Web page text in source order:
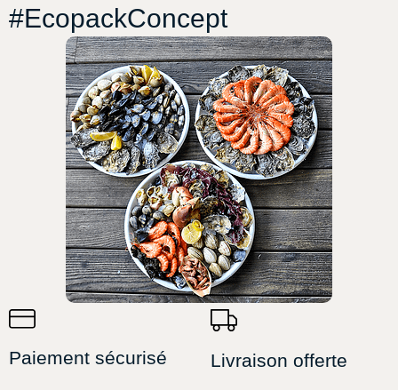
#EcopackConcept
Paiement sécurisé Livraison offerte